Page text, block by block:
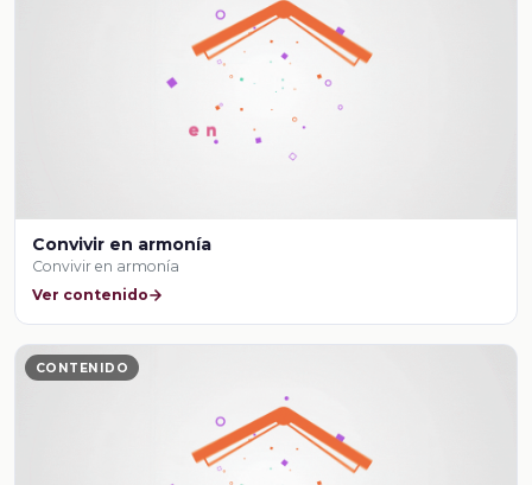
Convivir en armonía
Convivir en armonía
Ver contenido
CONTENIDO